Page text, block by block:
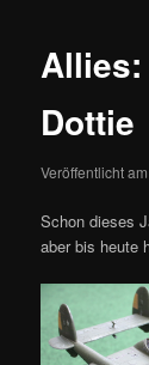
Allies:
Dottie
Veröffentlicht
Schon dieses
aber bis heute